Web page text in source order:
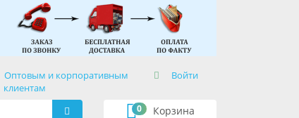
Оптовым и корпоративным
клиентам
Войти
Корзина
0